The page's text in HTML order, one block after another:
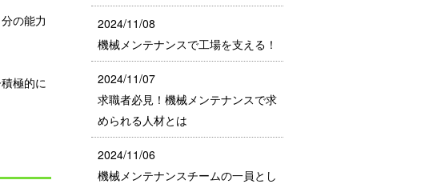
の能力
極的に
2024/11/08
機械メンテナンスで工場を支える！
2024/11/07
求職者必見！機械メンテナンスで求
められる人材とは
2024/11/06
機械メンテナンスチームの一員とし